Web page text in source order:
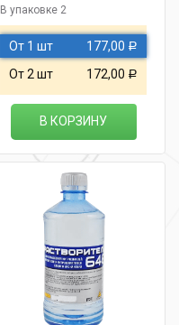
В упаковке 2
От 1 шт 177,00 Р
От 2 шт 172,00 Р
В КОРЗИНУ